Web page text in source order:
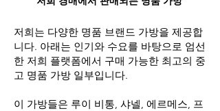
저희는 다양한 명품 브랜드 가방을 제공합
니다. 아래는 인기와 수요를 바탕으로 엄선
한 저희 플랫폼에서 구매 가능한 최고의 중
고 명품 가방 일부입니다.
이 가방들은 루이 비통, 샤넬, 에르메스, 프